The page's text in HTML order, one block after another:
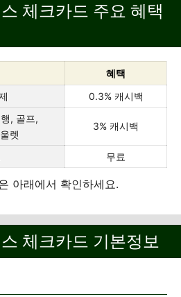
체크카드 주요 혜택
혜택
0.3% 캐시백
, 골프,
렛
3% 캐시백
무료
아래에서 확인하세요.
체크카드 기본정보